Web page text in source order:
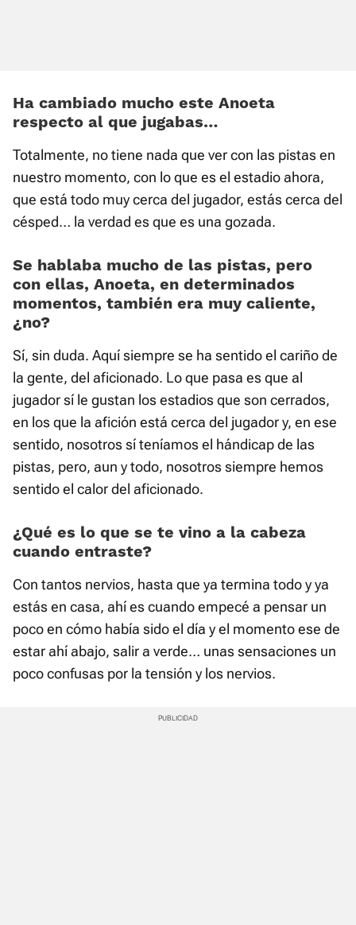
Ha cambiado mucho este Anoeta
respecto al que jugabas…
Totalmente, no tiene nada que ver con las pistas en
nuestro momento, con lo que es el estadio ahora,
que está todo muy cerca del jugador, estás cerca del
césped… la verdad es que es una gozada.
Se hablaba mucho de las pistas, pero
con ellas, Anoeta, en determinados
momentos, también era muy caliente,
¿no?
Sí, sin duda. Aquí siempre se ha sentido el cariño de
la gente, del aficionado. Lo que pasa es que al
jugador sí le gustan los estadios que son cerrados,
en los que la afición está cerca del jugador y, en ese
sentido, nosotros sí teníamos el hándicap de las
pistas, pero, aun y todo, nosotros siempre hemos
sentido el calor del aficionado.
¿Qué es lo que se te vino a la cabeza
cuando entraste?
Con tantos nervios, hasta que ya termina todo y ya
estás en casa, ahí es cuando empecé a pensar un
poco en cómo había sido el día y el momento ese de
estar ahí abajo, salir a verde… unas sensaciones un
poco confusas por la tensión y los nervios.